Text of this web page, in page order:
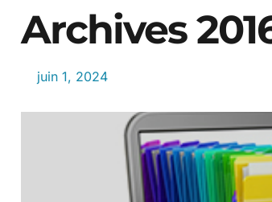
Archives
juin 1, 2024